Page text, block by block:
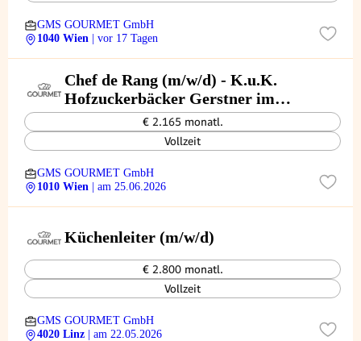
GMS GOURMET GmbH
1040 Wien
| vor 17 Tagen
Chef de Rang (m/w/d) - K.u.K.
Hofzuckerbäcker Gerstner im
Palais Todesco€ 2.165 monatl.
Vollzeit
GMS GOURMET GmbH
1010 Wien
| am 25.06.2026
Küchenleiter (m/w/d)
€ 2.800 monatl.
Vollzeit
GMS GOURMET GmbH
4020 Linz
| am 22.05.2026